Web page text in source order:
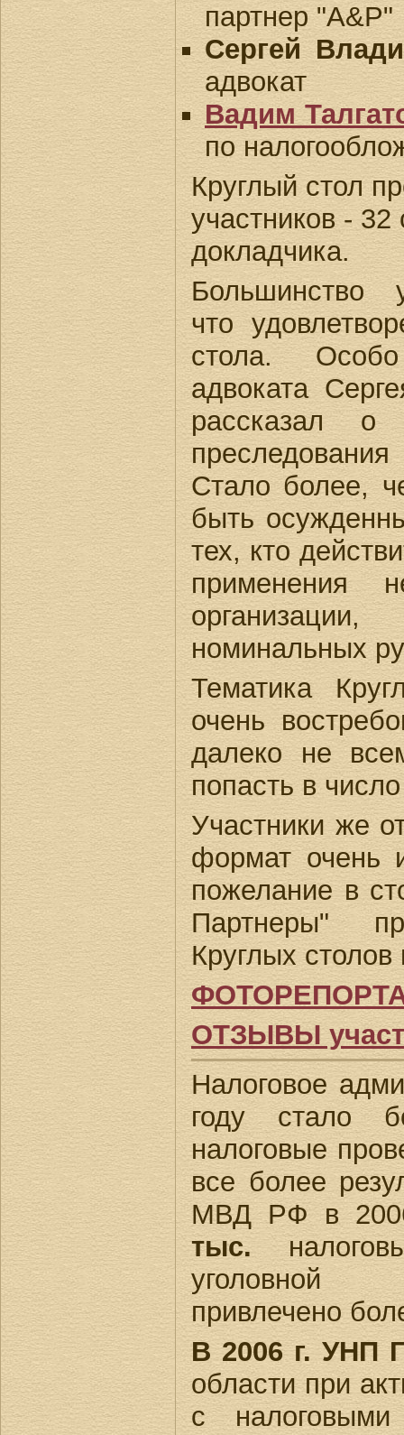
партнер "A&P"
Сергей
адвокат
Вадим
по
Круглый стол
участников -
докладчика.
Большинство
что
стола.
адвоката
рассказал о
Стало более,
быть
тех, кто
применения
номинальных
Тематика
очень
далеко не
попасть в
Участники же
формат очень
пожелание в
Партнеры"
Круглых столов
ОТЗЫВЫ
Налоговое
году стало
налоговые
все более
МВД РФ в
тыс.
уголовной
привлечено
В 2006 г. УНП
области при
с